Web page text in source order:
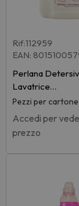
Rif:112959
EAN:
Perlana
Lavatrice…
Pezzi per cartone:
Accedi per
prezzo